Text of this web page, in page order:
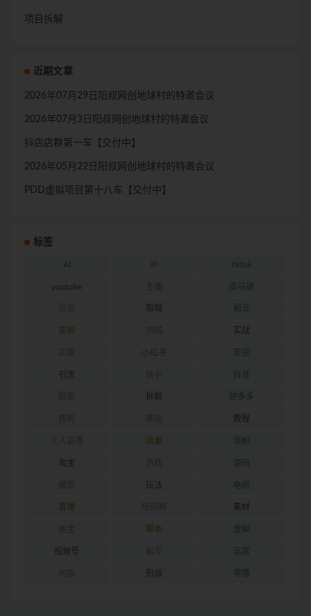
项目拆解
近期文章
2026年07月29日阳叔网创地球村的特邀会议
2026年07月3日阳叔网创地球村的特邀会议
抖店店群第一车【交付中】
2026年05月22日阳叔网创地球村的特邀会议
PDD虚拟项目第十八车【交付中】
标签
AI IP tiktok
youtube 亚马逊
剪辑 副业
变现 实战
小红书 带货
引流 抖音
拆解 拼多多
挂机 教程
流量 涨粉
淘宝 源码
玩法 电商
直播 素材
脚本 虚拟
视频号 运营
阳叔 零撸